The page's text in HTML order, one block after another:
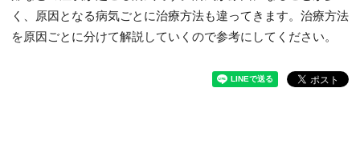
く、原因となる病気ごとに治療方法も違ってきます。治療方法
を原因ごとに分けて解説していくので参考にしてください。